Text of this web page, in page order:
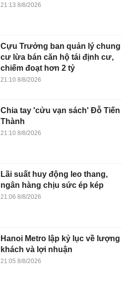
21:13 8/8/2026
Cựu Trưởng ban quản lý chung
cư lừa bán căn hộ tái định cư,
chiếm đoạt hơn 2 tỷ
21:10 8/8/2026
Chia tay 'cửu vạn sách' Đỗ Tiến
Thành
21:10 8/8/2026
Lãi suất huy động leo thang,
ngân hàng chịu sức ép kép
21:06 8/8/2026
Hanoi Metro lập kỷ lục về lượng
khách và lợi nhuận
21:05 8/8/2026